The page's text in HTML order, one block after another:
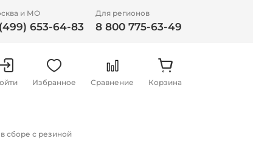
и МО
653-64-83
Для регионов
8 800 775-63-49
Избранное Сравнение Корзина
сборе с резиной